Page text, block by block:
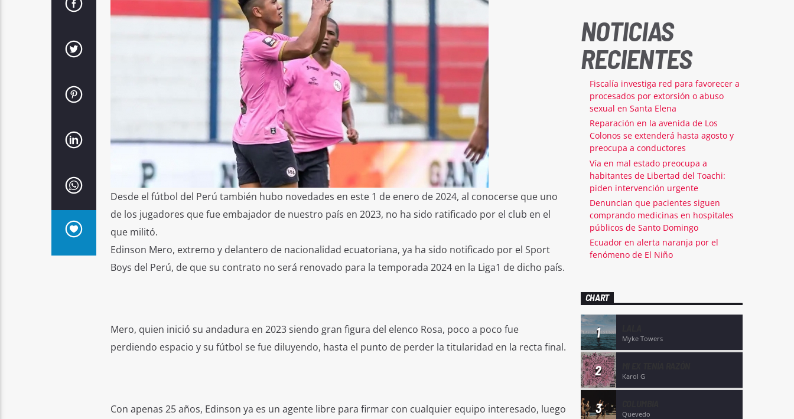
Desde el fútbol del Perú también hubo novedades en este 1 de enero de 2024, al conocerse que uno
de los jugadores que fue embajador de nuestro país en 2023, no ha sido ratificado por el club en el
que militó.
Edinson Mero, extremo y delantero de nacionalidad ecuatoriana, ya ha sido notificado por el Sport
Boys del Perú, de que su contrato no será renovado para la temporada 2024 en la Liga1 de dicho país.
Mero, quien inició su andadura en 2023 siendo gran figura del elenco Rosa, poco a poco fue
perdiendo espacio y su fútbol se fue diluyendo, hasta el punto de perder la titularidad en la recta final.
Con apenas 25 años, Edinson ya es un agente libre para firmar con cualquier equipo interesado, luego
NOTICIAS
RECIENTES
Fiscalía investiga red para favorecer a
procesados por extorsión o abuso
sexual en Santa Elena
Reparación en la avenida de Los
Colonos se extenderá hasta agosto y
preocupa a conductores
Vía en mal estado preocupa a
habitantes de Libertad del Toachi:
piden intervención urgente
Denuncian que pacientes siguen
comprando medicinas en hospitales
públicos de Santo Domingo
Ecuador en alerta naranja por el
fenómeno de El Niño
CHART
1 Myke Towers
2 Karol G
3 Quevedo